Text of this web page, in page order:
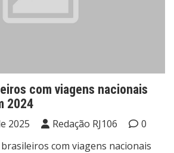
com viagens nacionais
2024
2025 Redação RJ106
0
com viagens nacionais